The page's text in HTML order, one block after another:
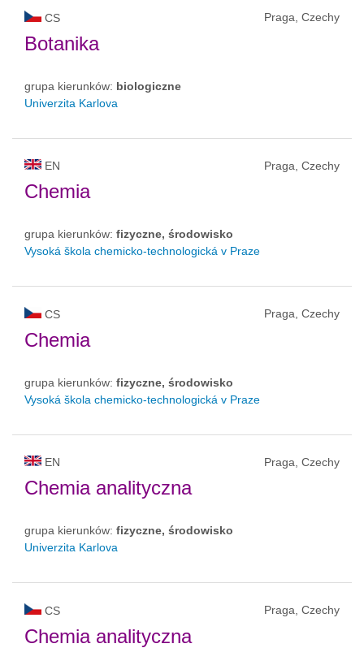
CS Praga, Czechy
Botanika
grupa kierunków: biologiczne
Univerzita Karlova
EN Praga, Czechy
Chemia
grupa kierunków: fizyczne, środowisko
Vysoká škola chemicko-technologická v Praze
CS Praga, Czechy
Chemia
grupa kierunków: fizyczne, środowisko
Vysoká škola chemicko-technologická v Praze
EN Praga, Czechy
Chemia analityczna
grupa kierunków: fizyczne, środowisko
Univerzita Karlova
CS Praga, Czechy
Chemia analityczna